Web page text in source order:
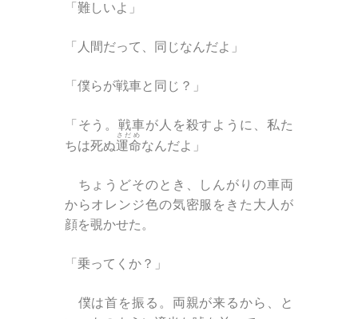
「難しいよ」
「人間だって、同じなんだよ」
「僕らが戦車と同じ？」
「そう。戦車が人を殺すように、私た
ちは死ぬ運命
さだめ
なんだよ」
ちょうどそのとき、しんがりの車両
からオレンジ色の気密服をきた大人が
顔を覗かせた。
「乗ってくか？」
僕は首を振る。両親が来るから、と